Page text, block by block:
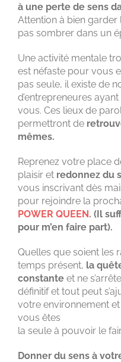
à une perte de sens
Attention à bien
pas sombrer dans un
Une activité mentale
est néfaste pour vous
pas seule, il existe de
d’entrepreneures
vous. Ces lieux de
permettront de
mêmes.
Reprenez votre place
plaisir et redonnez du
vous inscrivant dès
pour rejoindre la
POWER QUEEN. (Il
pour m’en faire part).
Quelles que soient les
temps présent, la
constante et ne
définitif et tout peut
votre environnement
vous êtes
la seule à pouvoir le
Donner du sens à